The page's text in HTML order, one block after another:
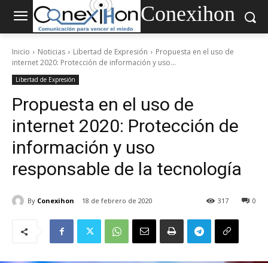
Conexihon
Inicio Noticias Libertad de Expresión
Propuesta en el uso de
internet 2020: Protección de información y uso...
Libertad de Expresión
Propuesta en el uso de
internet 2020: Protección de
información y uso
responsable de la tecnología
By Conexihon 18 de febrero de 2020 0
317